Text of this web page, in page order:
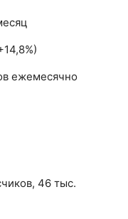
ежемесячно
46 тыс.